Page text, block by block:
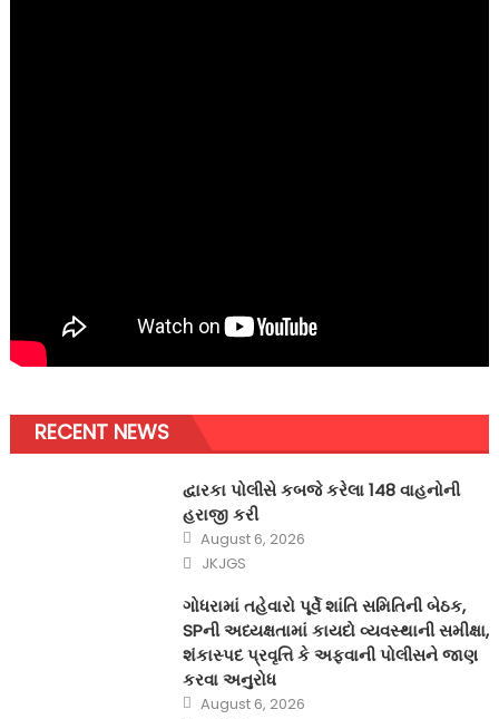
RECENT NEWS
દ્વારકા પોલીસે કબજે કરેલા 148 વાહનોની
હરાજી કરી
Posted
on
August 6, 2026
Author
JKJGS
ગોધરામાં તહેવારો પૂર્વે શાંતિ સમિતિની બેઠક,
SPની અધ્યક્ષતામાં કાયદો વ્યવસ્થાની સમીક્ષા,
શંકાસ્પદ પ્રવૃત્તિ કે અફવાની પોલીસને જાણ
કરવા અનુરોધ
Posted
on
August 6, 2026